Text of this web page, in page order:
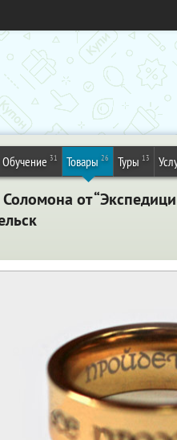
Обучение 31 Товары 26 Туры 13
от